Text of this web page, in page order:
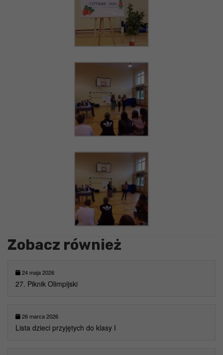
Zobacz również
24 maja 2026
27. Piknik Olimpijski
26 marca 2026
Lista dzieci przyjętych do klasy I